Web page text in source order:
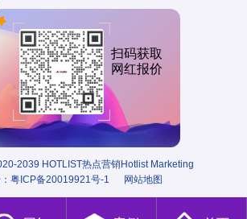
扫码获取
网红报价
2039 HOTLIST热点营销Hotlist Marketing
粤ICP备20019921号-1 网站地图